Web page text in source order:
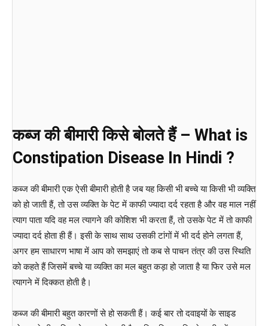
कब्ज की बीमारी किसे बोलते हैं – What is
Constipation Disease In Hindi ?
कब्ज की बीमारी एक ऐसी बीमारी होती है जब यह किसी भी बच्चे या किसी भी व्यक्ति
को हो जाती हैं, तो उस व्यक्ति के पेट में काफी ज्यादा दर्द रहता है और वह माल नहीं
त्याग पाता यदि वह मल त्यागने की कोशिश भी करता हैं, तो उसके पेट में तो काफी
ज्यादा दर्द होता ही हैं। इसी के साथ साथ उसकी टांगों में भी दर्द होने लगता हैं,
अगर हम साधारण भाषा में आप को समझाएं तो कब से पाचन तंत्र की उस स्थिति
को कहते हैं जिसमें बच्चे या व्यक्ति का मल बहुत कड़ा हो जाता है या फिर उसे मल
त्यागने में दिक्कत होती है।
कब्ज की बीमारी बहुत कारणों से हो सकती हैं। कई बार तो दवाइयों के साइड